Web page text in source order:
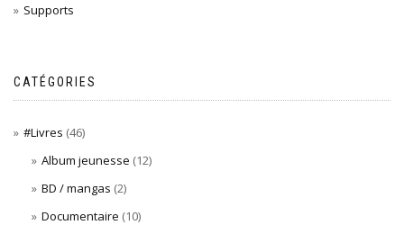
Supports
CATÉGORIES
#Livres (46)
Album jeunesse (12)
BD / mangas (2)
Documentaire (10)